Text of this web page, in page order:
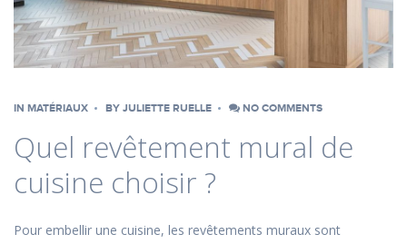
IN MATÉRIAUX BY JULIETTE RUELLE NO COMMENTS
Quel revêtement mural de
cuisine choisir ?
Pour embellir une cuisine, les revêtements muraux sont